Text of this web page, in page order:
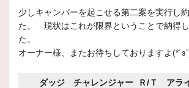
少しキャンバーを起こせる第二案を実行し
た。 現状はこれが限界ということで納得
た。
オーナー様、またお待ちしておりますよ
ダッジ チャレンジャー Ｒ/Ｔ アラ